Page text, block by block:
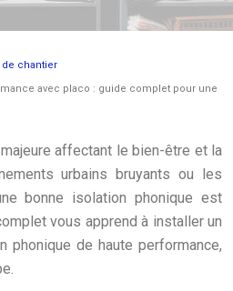
chantier
avec placo : guide complet pour une
affectant le bien-être et la
urbains bruyants ou les
bonne isolation phonique est
vous apprend à installer un
phonique de haute performance,